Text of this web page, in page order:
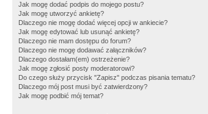
Jak mogę dodać podpis do mojego postu?
Jak mogę utworzyć ankietę?
Dlaczego nie mogę dodać więcej opcji w ankiecie?
Jak mogę edytować lub usunąć ankietę?
Dlaczego nie mam dostępu do forum?
Dlaczego nie mogę dodawać załączników?
Dlaczego dostałam(em) ostrzeżenie?
Jak mogę zgłosić posty moderatorowi?
Do czego służy przycisk "Zapisz" podczas pisania tematu?
Dlaczego mój post musi być zatwierdzony?
Jak mogę podbić mój temat?